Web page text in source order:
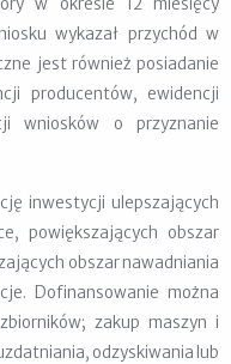
w okresie 12 miesięcy
wykazał przychód w
jest również posiadanie
producentów, ewidencji
wniosków o przyznanie
inwestycji ulepszających
powiększających obszar
obszar nawadniania
Dofinansowanie można
zakup maszyn i
odzyskiwania lub